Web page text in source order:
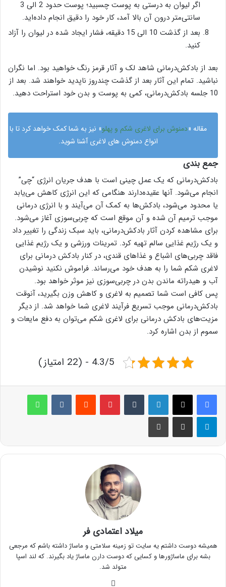
اگر لیوان به درستی به پوست چسبید؛ پوست حدود 2 الی 3
سانتی‌متر درون آن بالا آمد، کار خود را دقیق انجام داده‌اید.
بعد از گذشت 10 الی 15 دقیقه، فشار ایجاد شده در لیوان را آزاد
کنید.
بعد از بادکش‌درمانی شاهد لک و آثار قرمز رنگ خواهید بود. اما نگران
نباشید. تمام این آثار بعد از گذشت چندروز ناپدید خواهند شد. بعد از
10 جلسه بادکش‌درمانی، کمی به پوست و بدن خود استراحت دهید.
مقاله «دمنوش برای لاغری شکم و پهلو» نیز به شما کمک خواهد کرد تا با
انواع دمنوش های لاغری آشنا شوید.
جمع بندی
بادکش‌درمانی که یک عمل چینی است با هدف جریان انرژی “چی”
انجام می‌شود. آنها عقیده‌دارند هنگامی که این انرژی کاهش می‌یابد
یا محدود می‌شود، بادکش‌ها به کمک آن می‌آیند و با انرژی درمانی
موجب ترمیم آن شده و آن موقع است که چربی‌سوزی آغاز می‌شود.
برای مشاهده کردن آثار بادکش‌درمانی، باید سبک زندگی را تغییر داد
و یک رژیم غذایی سالم تهیه کرد. تمرینات ورزشی و یک رژیم غذایی
فاقد چربی‌های اشباع و غذاهای قندی، در کنار بادکش درمانی برای
لاغری شکم شما را به هدف خود می‌رساند. فراموش نکنید نوشیدن
آب و هیدراته ماندن بدن در چربی‌سوزی نیز موثر خواهد بود.
پس کافی است شما تصمیم به لاغری و کاهش وزن بگیرید، آنوقت
بادکش‌درمانی موجب تسریع فرآیند لاغری شما خواهد شد. از دیگر
مزیت‌های بادکش درمانی برای لاغری شکم می‌توان به دفع مایعات و
سموم از بدن اشاره کرد.
4.3/5 - (22 امتیاز)
لینکدین پینترست ‫رددیت
اشتراک گذاری از طریق ایمیل چاپ
میلاد اعتمادی فر
همیشه دوست داشتم یه سایت تو زمینه سلامتی و ماساژ داشته باشم که مرجعی
بشه برای ماساژورها و کسایی که دوست دارن ماساژ یاد بگیرند. که لند اسپا
متولد شد.